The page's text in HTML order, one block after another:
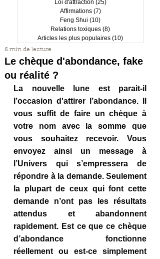
Loi d'attraction (25)25 posts
Affirmations (7)7 posts
Feng Shui (10)
Relations toxiques (8)
Articles les plus populaires (10)
Le chèque d'abondance, fake
ou réalité ?
6 min de lecture
La nouvelle lune est parait-il
l’occasion d'attirer l’abondance. Il
vous suffit de faire un chèque à
votre nom avec la somme que
vous souhaitez recevoir. Vous
envoyez ainsi un message à
l’Univers qui s’empressera de
répondre à la demande. Seulement
la plupart de ceux qui font cette
demande n’ont pas les résultats
attendus et abandonnent
rapidement. Est ce que ce chèque
d’abondance fonctionne
réellement ou est-ce simplement